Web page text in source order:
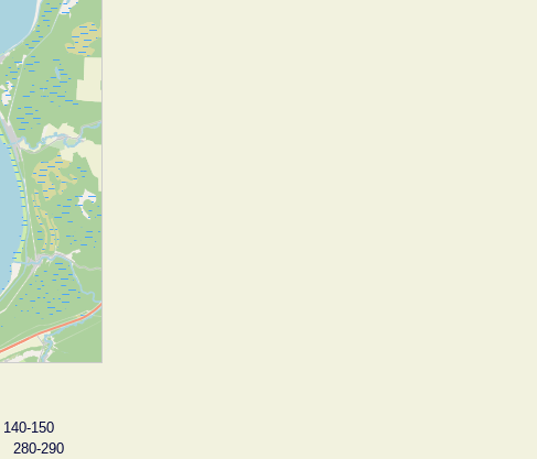
140-150
280-290